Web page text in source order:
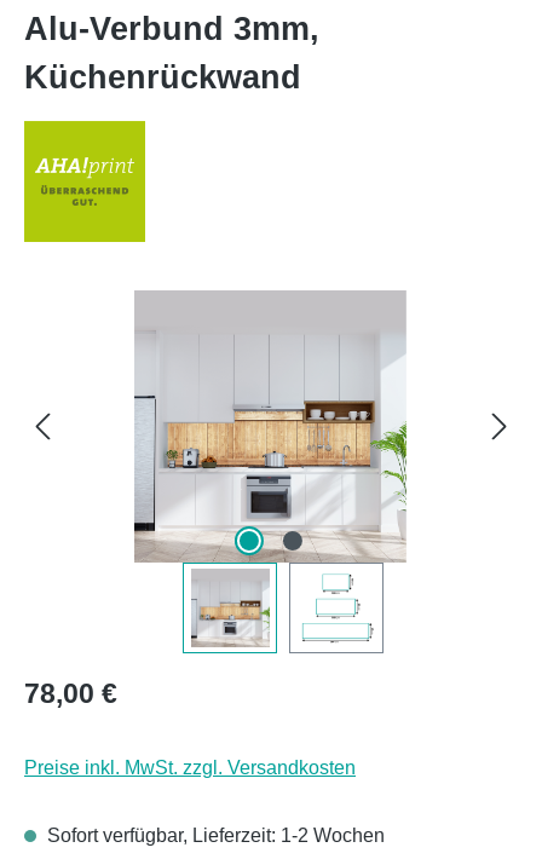
Alu-Verbund 3mm,
Küchenrückwand
Regulärer Preis:
78,00 €
Preise inkl. MwSt. zzgl. Versandkosten
Sofort verfügbar, Lieferzeit: 1-2 Wochen